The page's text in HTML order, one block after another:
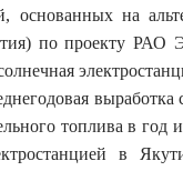
основанных на
по проекту РАО
выработка
топлива в
в